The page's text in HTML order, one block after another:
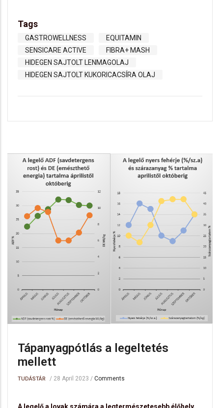
Tags
GASTROWELLNESS
EQUITAMIN
SENSICARE ACTIVE
FIBRA+ MASH
HIDEGEN SAJTOLT LENMAGOLAJ
HIDEGEN SAJTOLT KUKORICACSÍRA OLAJ
Tápanyagpótlás a legeltetés
mellett
TUDÁSTÁR / 28 April 2023 / Comments